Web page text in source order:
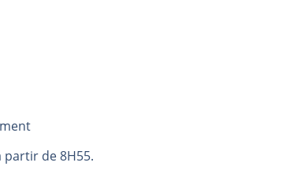
semaine | par Louis-Antoine Michelet
Hebdomadaire – Éric Galiègue
– Chrono CAC
semaine ? | par Louis-Antoine Michelet
– Market Movers
partir de 8H55.